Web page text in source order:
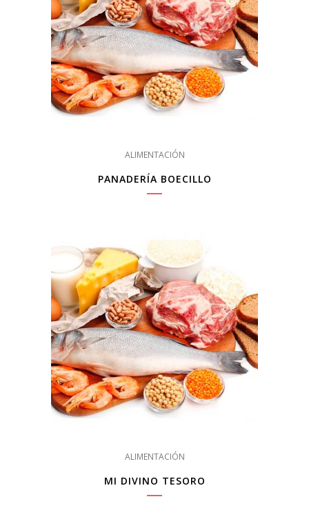
ALIMENTACIÓN
PANADERÍA BOECILLO
ALIMENTACIÓN
MI DIVINO TESORO